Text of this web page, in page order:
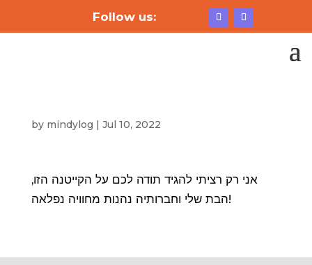
Follow us:
by mindylog | Jul 10, 2022
אני רק רציתי להגיד תודה לכם על הקייטנה הזו,
הבת שלי וחברותיה נהנות מחוויה נפלאה!